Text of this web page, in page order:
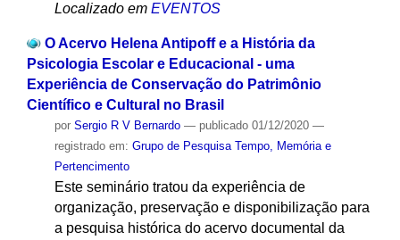
Localizado em EVENTOS
O Acervo Helena Antipoff e a História da
Psicologia Escolar e Educacional - uma
Experiência de Conservação do Patrimônio
Científico e Cultural no Brasil
por Sergio R V Bernardo — publicado01/12/2020 —
registrado em: Grupo de Pesquisa Tempo, Memória e
Pertencimento
Este seminário tratou da experiência de
organização, preservação e disponibilização para
a pesquisa histórica do acervo documental da